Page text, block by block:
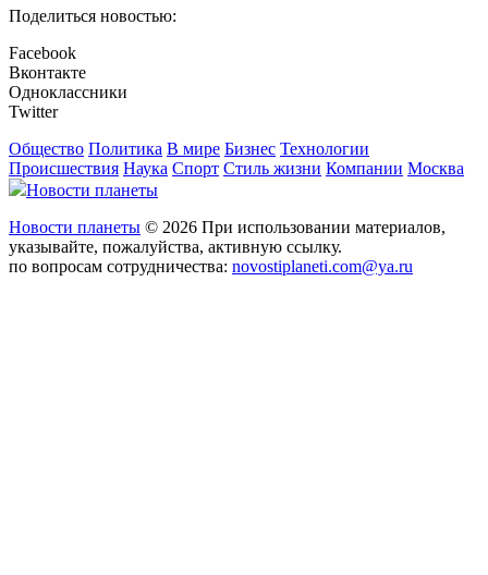
Поделиться новостью:
Facebook
Вконтакте
Одноклассники
Twitter
Общество Политика В мире Бизнес Технологии
Происшествия Наука Спорт Стиль жизни Компании Москва
Новости планеты
Новости планеты © 2026 При использовании материалов,
указывайте, пожалуйства, активную ссылку.
по вопросам сотрудничества: novostiplaneti.com@ya.ru